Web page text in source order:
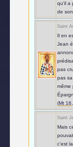
qu'il a
de
Saint
Il en
Jean
pas
pas
même
(Mt 16,
Saint
Mais
c'est